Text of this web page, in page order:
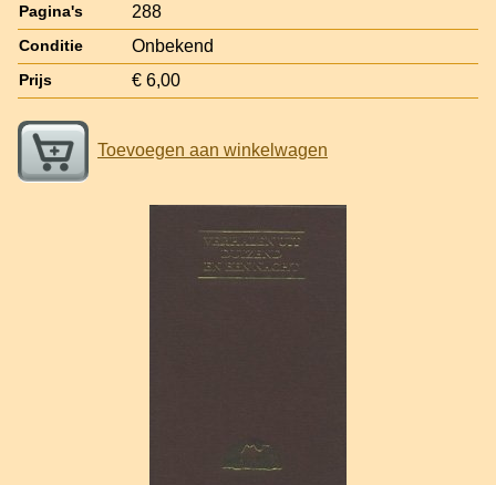
Pagina's 288
Conditie Onbekend
Prijs € 6,00
Toevoegen aan winkelwagen